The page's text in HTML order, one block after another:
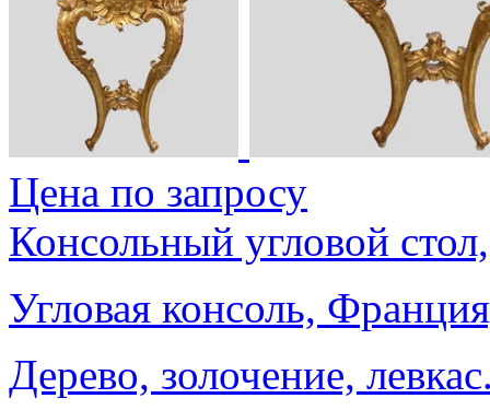
Цена по запросу
Консольный угловой
Угловая консоль,
Дерево, золочение,